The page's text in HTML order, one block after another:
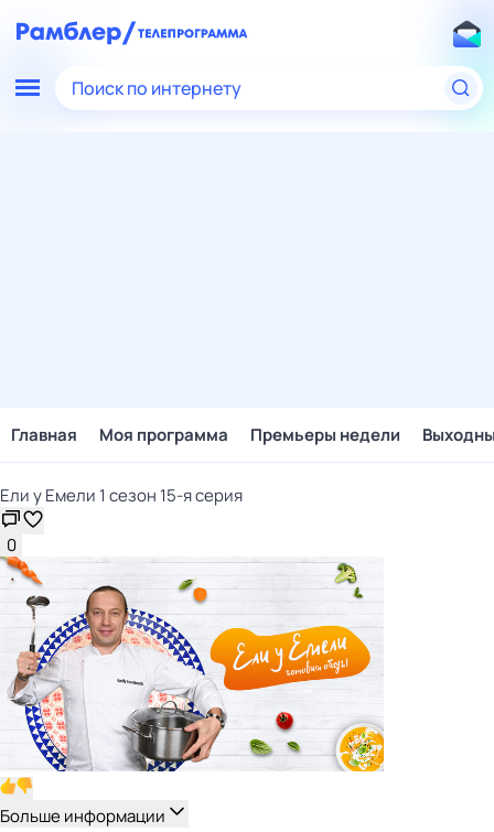
Поиск по интернету
Главная Моя программа Премьеры недели
Ели у Емели 1 сезон 15-я серия
0
Больше информации